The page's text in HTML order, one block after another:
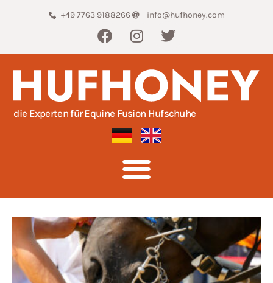
+49 7763 9188266 info@hufhoney.com
die Experten für Equine Fusion Hufschuhe